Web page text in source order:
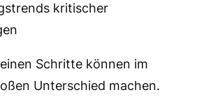
kritischer
Schritte können im
Unterschied machen.